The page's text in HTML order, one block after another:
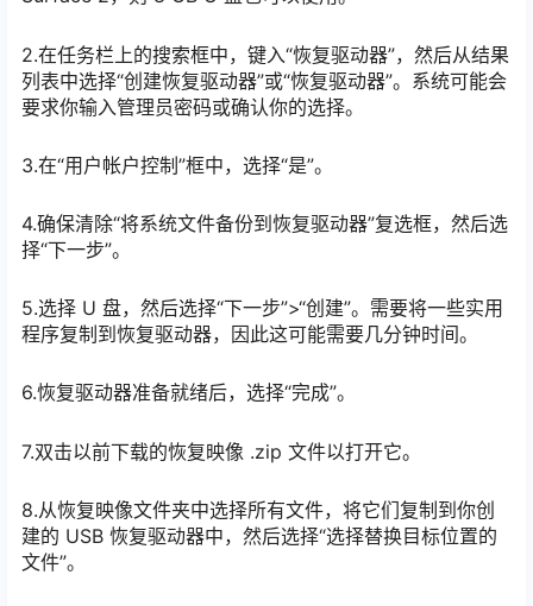
2.在任务栏上的搜索框中，键入“恢复驱动器”，然后从结果
列表中选择“创建恢复驱动器”或“恢复驱动器”。系统可能会
要求你输入管理员密码或确认你的选择。
3.在“用户帐户控制”框中，选择“是”。
4.确保清除“将系统文件备份到恢复驱动器”复选框，然后选
择“下一步”。
5.选择 U 盘，然后选择“下一步”>“创建”。需要将一些实用
程序复制到恢复驱动器，因此这可能需要几分钟时间。
6.恢复驱动器准备就绪后，选择“完成”。
7.双击以前下载的恢复映像 .zip 文件以打开它。
8.从恢复映像文件夹中选择所有文件，将它们复制到你创
建的 USB 恢复驱动器中，然后选择“选择替换目标位置的
文件”。